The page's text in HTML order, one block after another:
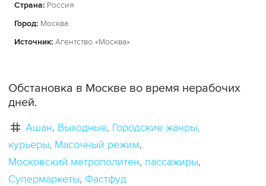
Страна: Россия
Город: Москва
Источник: Агентство «Москва»
Обстановка в Москве во время нерабочих
дней.
Ашан Выходные Городские жанры
курьеры Масочный режим
Московский метрополитен пассажиры
Супермаркеты Фастфуд